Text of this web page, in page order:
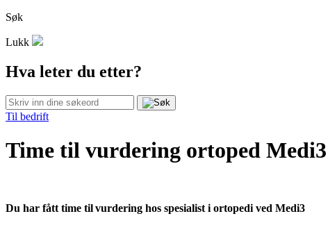
Søk
Lukk
Hva leter du etter?
Til bedrift
Time til vurdering ortoped
Du har fått time til vurdering hos spesialist i ortopedi ved Medi3